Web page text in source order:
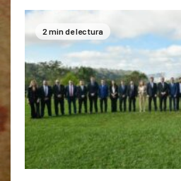
2 min de lectura